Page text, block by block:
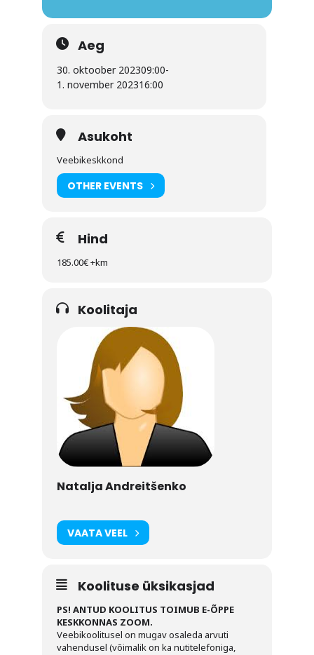
Aeg
30. oktoober 202309:00-
1. november 202316:00
Asukoht
Veebikeskkond
OTHER EVENTS
Hind
185.00€ +km
Koolitaja
Natalja Andreitšenko
VAATA VEEL
Koolituse üksikasjad
PS! ANTUD KOOLITUS TOIMUB E-ÕPPE
KESKKONNAS ZOOM.
Veebikoolitusel on mugav osaleda arvuti
vahendusel (võimalik on ka nutitelefoniga,